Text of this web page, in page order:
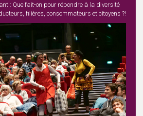
: Que fait-on pour répondre à la diversité
filières, consommateurs et citoyens ?!